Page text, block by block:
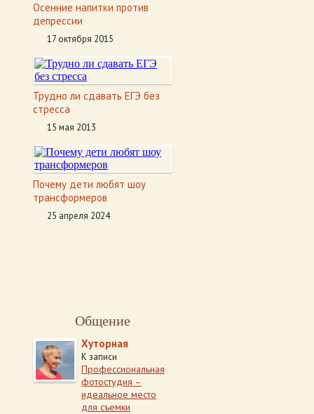
Осенние напитки против
депрессии
17 октября 2015
Трудно ли сдавать ЕГЭ без
стресса
15 мая 2013
Почему дети любят шоу
трансформеров
25 апреля 2024
Общение
Хуторная
К записи
Профессиональная
фотостудия –
идеальное место
для съемки